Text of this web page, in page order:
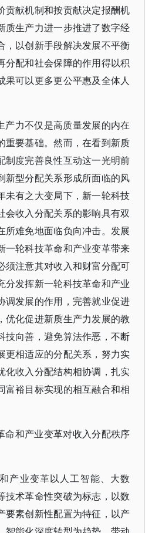
贡献机制和按贡献决定报酬机
质生产力进一步推进了数字经
，以创新手段解决发展不平衡
分配和社会保障的作用得以积
果可以更多更公平惠及全体人
产力不仅是高质量发展的内在
重要基础。然而，在看到新质
制度完善良性互动这一光明前
新型分配关系形成所面临的风
未有之大变局下，新一轮科技
会收入分配关系的影响具有双
所难免地面临负向冲击。发展
一轮科技革命和产业变革带来
须注意其对收入和财富分配可
分发挥新一轮科技革命和产业
调发展的作用，完善就业促进
优化促进新质生产力发展的教
技向善，避免算法作恶，不断
更相适应的分配关系，努力实
化收入分配结构相协调，扎实
富裕目标实现的相互融合和相
命和产业变革对收入分配秩序
产业变革以人工智能、大数
技术革命性突破为标志，以数
要素创新性配置为特征，以产